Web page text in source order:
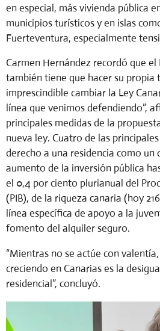
en especial, más vivienda pública
municipios turísticos y en islas
Fuerteventura, especialmente
Carmen Hernández recordó que
también tiene que hacer su propia
imprescindible cambiar la Ley
línea que venimos defendiendo”,
principales medidas de la
nueva ley. Cuatro de las
derecho a una residencia como un
aumento de la inversión pública
el 0,4 por ciento plurianual del
(PIB), de la riqueza canaria (hoy
línea específica de apoyo a la
fomento del alquiler seguro.
“Mientras no se actúe con
creciendo en Canarias es la
residencial”, concluyó.